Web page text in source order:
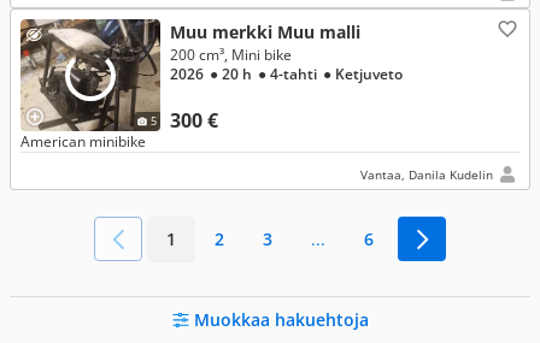
5
Muu merkki Muu malli
300 €
200 cm³, Mini bike
2026 ● 20 h ● 4-tahti ● Ketjuveto
American minibike
Vantaa, Danila Kudelin
1 2 3 ... 6
Muokkaa hakuehtoja